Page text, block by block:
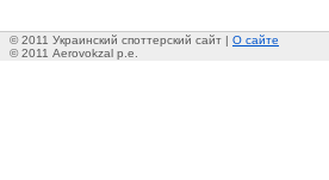
© 2011 Украинский споттерский сайт | О сайте
© 2011 Aerovokzal p.e.